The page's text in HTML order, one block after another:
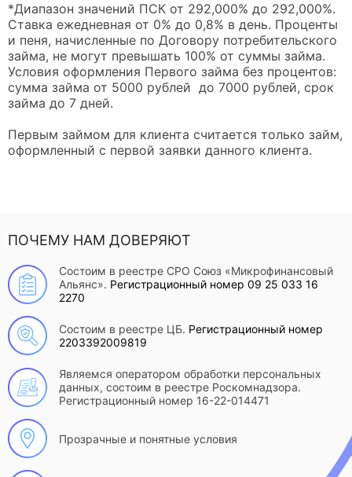
*Диапазон значений ПСК от 292,000% до 292,000%.
Ставка ежедневная от 0% до 0,8% в день. Проценты
и пеня, начисленные по Договору потребительского
займа, не могут превышать 100% от суммы займа.
Условия оформления Первого займа без процентов:
сумма займа от 5000 рублей до 7000 рублей, срок
займа до 7 дней.
Первым займом для клиента считается только займ,
оформленный с первой заявки данного клиента.
ПОЧЕМУ НАМ ДОВЕРЯЮТ
Состоим в реестре СРО Союз «Микрофинансовый
Альянс». Регистрационный номер 09 25 033 16
2270
Состоим в реестре ЦБ. Регистрационный номер
2203392009819
Являемся оператором обработки персональных
данных, состоим в реестре Роскомнадзора.
Регистрационный номер 16-22-014471
Прозрачные и понятные условия